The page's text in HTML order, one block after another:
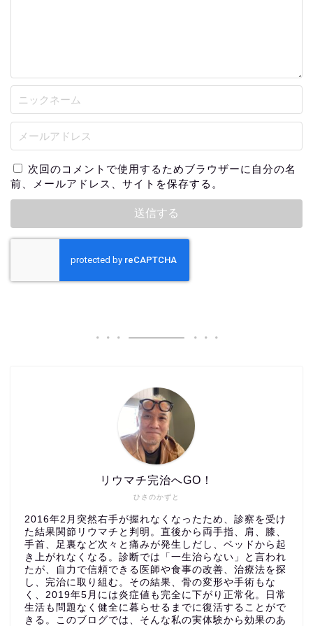
次回のコメントで使用するためブラウザーに自分の名
前、メールアドレス、サイトを保存する。
ひさのかずと
リウマチ完治へGO！
2016年2月突然右手が握れなくなったため、診察を受け
た結果関節リウマチと判明。直後から両手指、肩、膝、
手首、足裏など次々と痛みが発生しだし、ベッドから起
き上がれなくなる。診断では「一生治らない」と言われ
たが、自力で信頼できる医師や食事の改善、治療法を探
し、完治に取り組む。その結果、骨の変形や手術もな
く、2019年5月には炎症値も完全に下がり正常化。日常
生活も問題なく健全に暮らせるまでに復活することがで
きる。このブログでは、そんな私の実体験から効果のあ